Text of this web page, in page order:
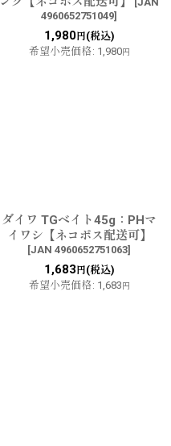
4960652751049]
1,980円(税込)
希望小売価格: 1,980円
ダイワ TGベイト45g：PHマ
イワシ【ネコポス配送可】
[JAN 4960652751063]
1,683 円(税込)
希望小売価格: 1,683 円